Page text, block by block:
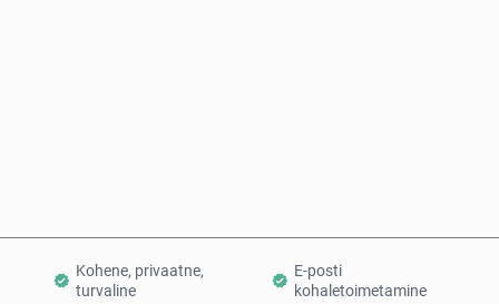
Kohene, privaatne,
turvaline
E-posti
kohaletoimetamine